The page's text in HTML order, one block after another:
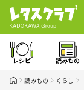
レシピ 読みもの
読みもの くらし